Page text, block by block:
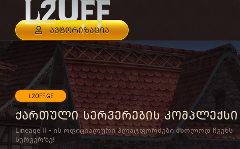
ავტორიზაცია
L2OFF.GE
ქართული სერვერების კომპლექსი
Lineage II - ის ოფიციალური პლატფორმები მხოლოდ ჩვენს
სერვერზე!